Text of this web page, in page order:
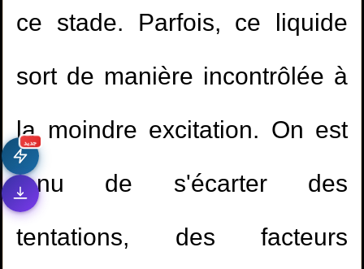
جديد
ce stade. Parfois, ce liquide
sort de manière incontrôlée à
la moindre excitation. On est
tenu de s'écarter des
tentations, des facteurs